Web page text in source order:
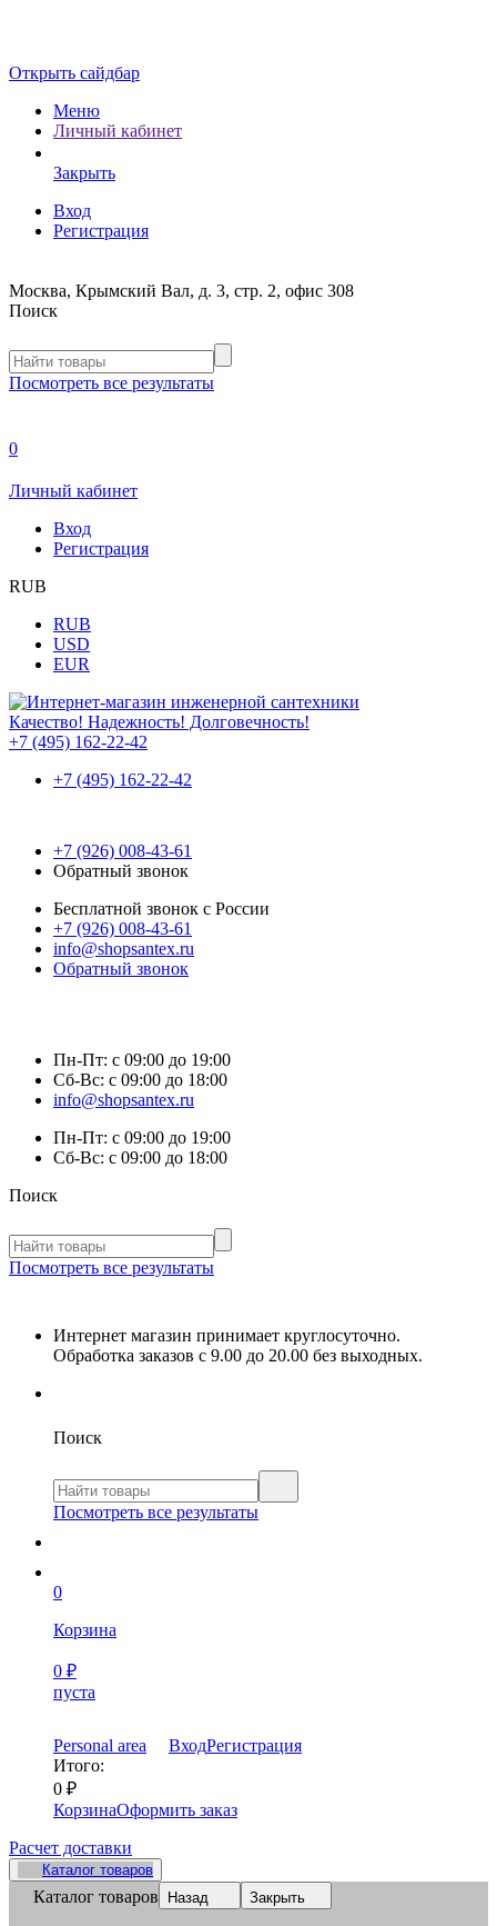
Открыть сайдбар
Меню
Личный кабинет
Закрыть
Вход
Регистрация
Москва, Крымский Вал, д. 3, стр. 2, офис 308
Поиск
Посмотреть все результаты
0
Личный кабинет
Вход
Регистрация
RUB
RUB
USD
EUR
Качество! Надежность! Долговечность!
+7 (495) 162-22-42
+7 (495) 162-22-42
+7 (926) 008-43-61
Обратный звонок
Бесплатной звонок с России
+7 (926) 008-43-61
info@shopsantex.ru
Обратный звонок
Пн-Пт: с 09:00 до 19:00
Сб-Вс: с 09:00 до 18:00
info@shopsantex.ru
Пн-Пт: с 09:00 до 19:00
Сб-Вс: с 09:00 до 18:00
Поиск
Посмотреть все результаты
Интернет магазин принимает круглосуточно.
Обработка заказов с 9.00 до 20.00 без выходных.
Поиск
Посмотреть все результаты
0
Корзина
0 ₽
пуста
Personal area ВходРегистрация
Итого:
0 ₽
КорзинаОформить заказ
Расчет доставки
Каталог товаров
Каталог товаров Назад Закрыть